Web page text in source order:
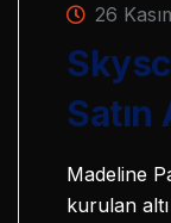
26
Satın
Madeline
kurulan